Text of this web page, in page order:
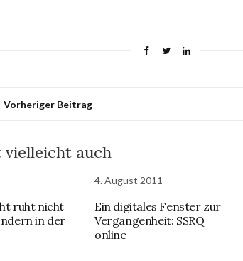
Vorheriger Beitrag
vielleicht auch
ruht nicht
in der
4. August 2011
Ein digitales Fenster zur
Vergangenheit: SSRQ
online